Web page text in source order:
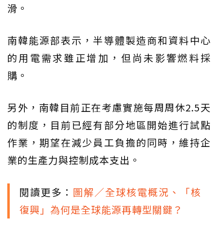
滑。
南韓能源部表示，半導體製造商和資料中心
的用電需求雖正增加，但尚未影響燃料採
購。
另外，南韓目前正在考慮實施每周周休2.5天
的制度，目前已經有部分地區開始進行試點
作業，期望在減少員工負擔的同時，維持企
業的生產力與控制成本支出。
閱讀更多： 圖解／全球核電概況、「核
復興」為何是全球能源再轉型關鍵？